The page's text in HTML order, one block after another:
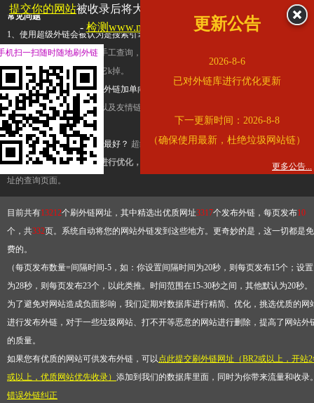
常见问题
1、使用超级外链会被认为是搜索引擎优化作弊吗？ 超级外链只是一个简便而集成
查询工具，模拟的是正常手工查询，不是作弊。如果是作弊，那您可以使用超级外
推广竞争对手的网址，让它k掉。
2、网站优化单纯依靠超级外链加单向链接可行吗？
链，需要结合普通的外链以及友情链接，您可以到站长论坛发布外链，到友情链接
台交换友情链接。
3、如何使用超级外链效果最好？ 超级外链不同于普通的外链，它是动态的链接，
有频繁使用超级外链工具进行优化，才能获得稳定的外链
，最终使搜索引擎收录带
址的查询页面。
目前共有13212个刷外链网址，其中精选出优质网址3317个发布外链，每页发布10
个，共332页。系统自动将您的网站外链发到这些地方。更奇妙的是，这一切都是免
费的。
（每页发布数量=间隔时间-5，如：你设置间隔时间为20秒，则每页发布15个；设置
为28秒，则每页发布23个，以此类推。时间范围在15-30秒之间，其他默认为20秒
为了避免对网站造成负面影响，我们定期对数据库进行精简、优化，挑选优质的网
进行发布外链，对于一些垃圾网站、打不开等恶意的网站进行删除，提高了网站外
的质量。
如果您有优质的网站可供发布外链，可以点此提交刷外链网址（BR2或以上，开站
或以上，优质网站优先收录） 添加到我们的数据库里面，同时为你带来流量和收录
错误外链纠正
提交你的网站被收录后将大幅提升流量和外链，
查看展示页面
- 检测www.mogu.com是否收录更新公告
2026-8-6
已对外链库进行优化更新
下一更新时间：2026-8-8
（确保使用最新，杜绝垃圾网站链）
更多公告...
机扫一扫随时随地刷外链